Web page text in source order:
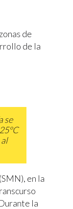
de
de la
se
(SMN), en la
la